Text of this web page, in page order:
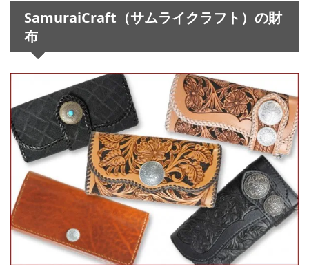
SamuraiCraft（サムライクラフト）の財
布